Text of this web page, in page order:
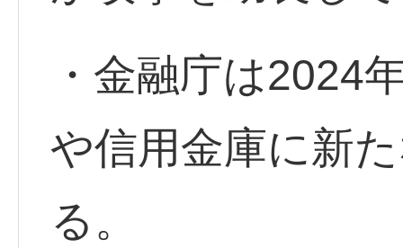
・金融庁は2024
や信用金庫に新
る。